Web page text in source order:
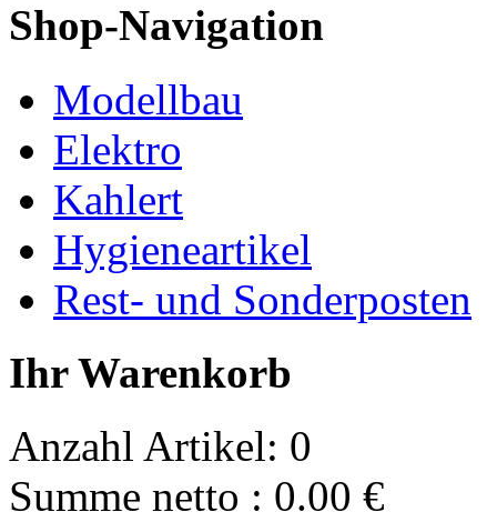
Shop-Navigation
Modellbau
Elektro
Kahlert
Hygieneartikel
Rest- und Sonderposten
Ihr Warenkorb
Anzahl Artikel: 0
Summe netto : 0.00 €